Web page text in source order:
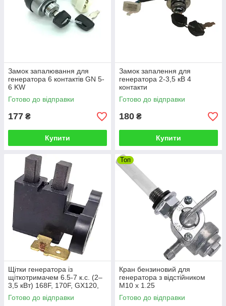
Замок запалювання для
генератора 6 контактів GN 5-
6 KW
Готово до відправки
177 ₴
Купити
Замок запалення для
генератора 2-3,5 кВ 4
контакти
Готово до відправки
180 ₴
Купити
Щітки генератора із
щіткотримачем 6.5-7 к.с. (2–
3,5 кВт) 168F, 170F, GX120,
GX160, GX200, EX1800,
2500, 2600
Готово до відправки
Топ
Кран бензиновий для
генератора з відстійником
M10 x 1.25
Готово до відправки